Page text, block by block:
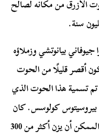
الأزرق من مكانه لصالح
بيانوتشي وزملاؤه
أقصر قليلًا من الحوت
تسمية هذا الحوت الذي
بيروسيتوس كولوسس. كان
طوله حوالي 60 قدمًا، لكن كان من الممكن أن يزن أكثر من 300